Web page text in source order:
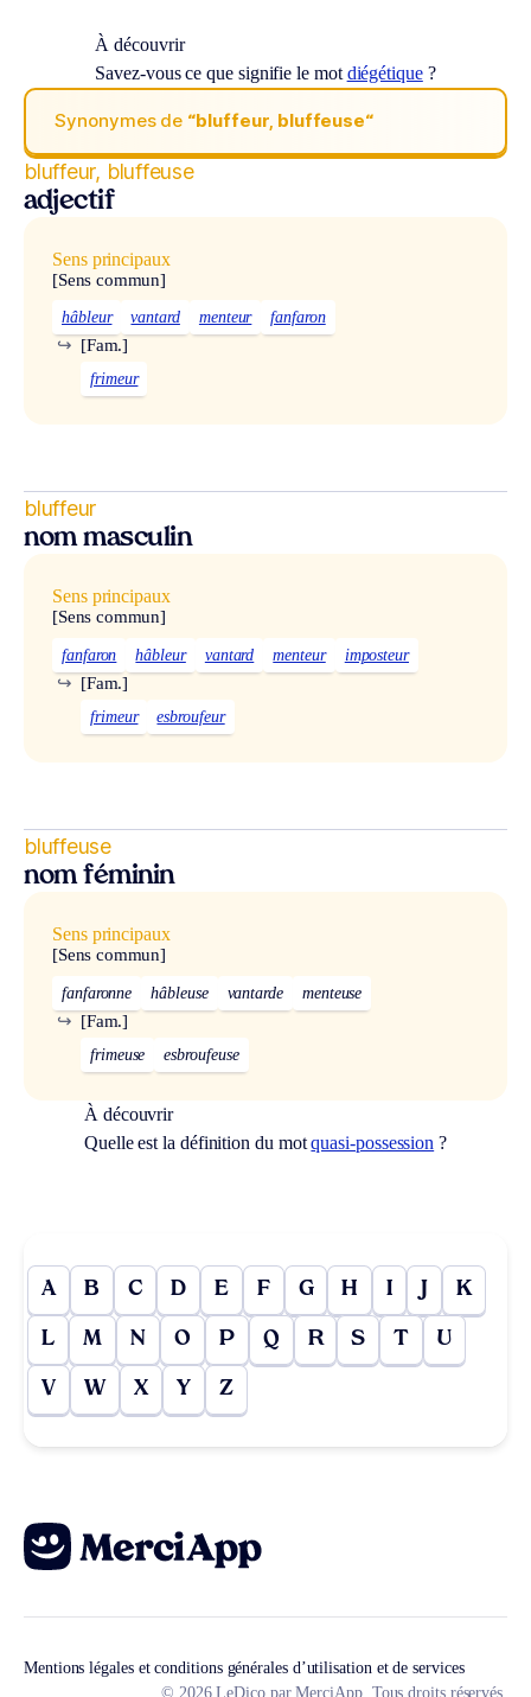
À découvrir
Savez-vous ce que signifie le mot diégétique?
Synonymes de “bluffeur, bluffeuse“
bluffeur, bluffeuse
adjectif
Sens principaux
[Sens commun]
hâbleur vantard menteur fanfaron
[Fam.]
↪
frimeur
bluffeur
nom masculin
Sens principaux
[Sens commun]
fanfaron hâbleur vantard menteur imposteur
[Fam.]
↪
frimeur esbroufeur
bluffeuse
nom féminin
Sens principaux
[Sens commun]
fanfaronne hâbleuse vantarde menteuse
[Fam.]
↪
frimeuse esbroufeuse
À découvrir
Quelle est la définition du motquasi-possession ?
A B C D E F G H I J K
L M N O P Q R S T U
V W X Y Z
Mentions légales et conditions générales d’utilisation et de services
© 2026 LeDico par MerciApp. Tous droits réservés.